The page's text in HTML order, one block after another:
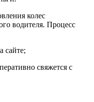
колес
водителя. Процесс
сайте;
свяжется с